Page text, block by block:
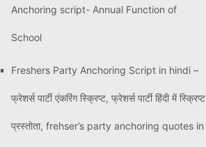
Anchoring script- Annual Function of
School
Freshers Party Anchoring Script in hindi –
फ्रेशर्स पार्टी एंकरिंग स्क्रिप्ट, फ्रेशर्स पार्टी हिंदी में स्क्रिप्ट
प्रस्तोता, frehser’s party anchoring quotes in